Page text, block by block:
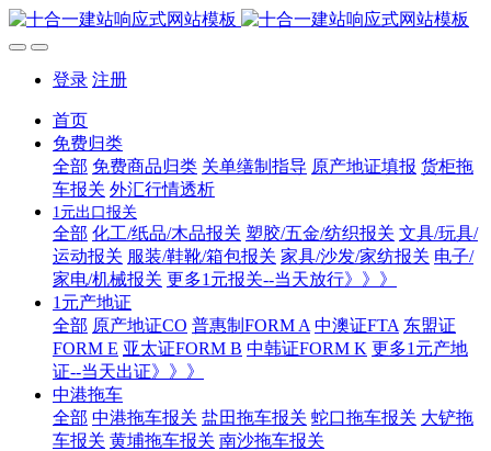
登录 注册
首页
免费归类
全部 免费商品归类 关单缮制指导 原产地证填报 货柜拖
车报关 外汇行情透析
1元出口报关
全部 化工/纸品/木品报关 塑胶/五金/纺织报关 文具/玩具/
运动报关 服装/鞋靴/箱包报关 家具/沙发/家纺报关 电子/
家电/机械报关 更多1元报关--当天放行》》》
1元产地证
全部 原产地证CO 普惠制FORM A 中澳证FTA 东盟证
FORM E 亚太证FORM B 中韩证FORM K 更多1元产地
证--当天出证》》》
中港拖车
全部 中港拖车报关 盐田拖车报关 蛇口拖车报关 大铲拖
车报关 黄埔拖车报关 南沙拖车报关